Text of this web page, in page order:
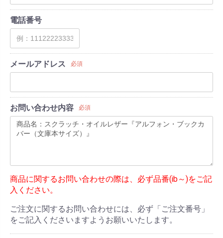
電話番号
メールアドレス 必須
お問い合わせ内容 必須
商品に関するお問い合わせの際は、必ず品番(ib～)をご記
入ください。
ご注文に関するお問い合わせには、必ず「ご注文番号」
をご記入くださいますようお願いいたします。